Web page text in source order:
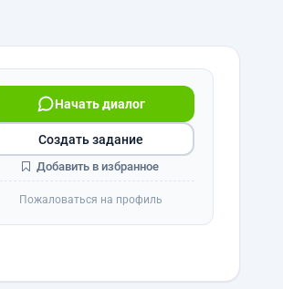
Начать диалог
Создать задание
Добавить в избранное
Пожаловаться на профиль